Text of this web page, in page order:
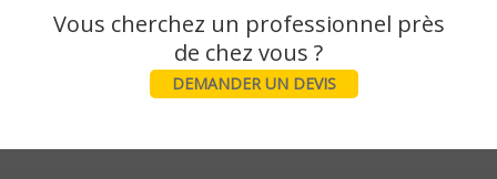
Vous cherchez un professionnel près
DEMANDER UN DEVIS